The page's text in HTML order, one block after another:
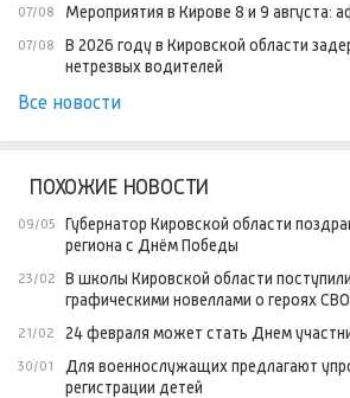
07/08 Мероприятия в Кирове 8 и 9 августа:
07/08
В 2026 году в Кировской области
нетрезвых водителей
Все новости
ПОХОЖИЕ НОВОСТИ
09/05
Губернатор Кировской области
региона с Днём Победы
23/02
В школы Кировской области
графическими новеллами о героях СВО
21/02 24 февраля может стать Днем
30/01
Для военнослужащих предлагают
регистрации детей